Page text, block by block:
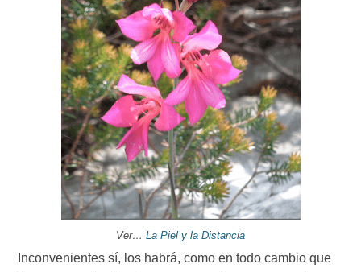
Ver… La Piel y la Distancia
Inconvenientes sí, los habrá, como en todo cambio que